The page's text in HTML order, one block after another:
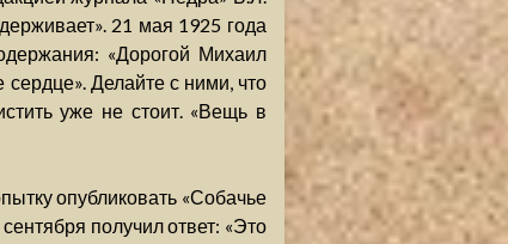
21 мая 1925 года
«Дорогой Михаил
Делайте с ними, что
уже не стоит. «Вещь в
опубликовать «Собачье
получил ответ: «Это